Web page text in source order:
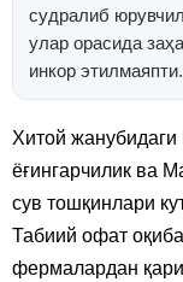
судралиб
улар орасида
инкор этилмаяпти.
Хитой жанубидаги
ёғингарчилик ва
сув тошқинлари
Табиий офат
фермалардан